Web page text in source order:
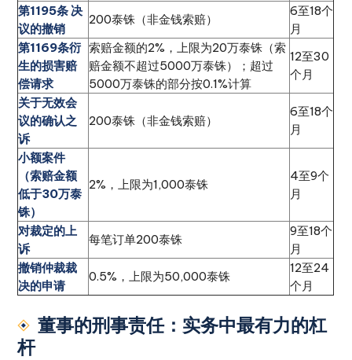
第1195条 决
议的撤销
200泰铢（非金钱索赔）
6至18个
月
第1169条衍
生的损害赔
偿请求
索赔金额的2%，上限为20万泰铢（索
赔金额不超过5000万泰铢）；超过
5000万泰铢的部分按0.1%计算
12至30
个月
关于无效会
议的确认之
诉
200泰铢（非金钱索赔）
6至18个
月
小额案件
（索赔金额
低于30万泰
铢）
2%，上限为1,000泰铢
4至9个
月
对裁定的上
诉
每笔订单200泰铢
9至18个
月
撤销仲裁裁
决的申请
0.5%，上限为50,000泰铢
12至24
个月
董事的刑事责任：实务中最有力的杠
杆